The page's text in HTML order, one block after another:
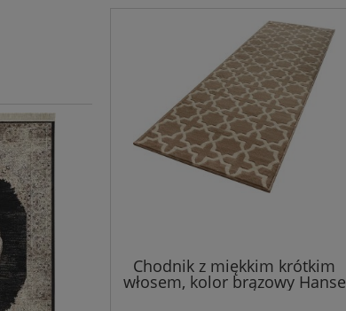
Chodnik z miękkim krótkim
włosem, kolor brązowy Hanse
Home 80x250cm